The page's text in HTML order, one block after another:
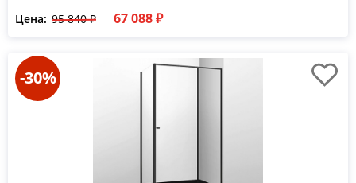
Цена: 95 840 ₽ 67 088 ₽
-30%